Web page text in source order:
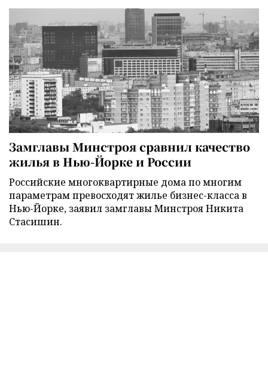
Замглавы Минстроя сравнил качество
жилья в Нью-Йорке и России
Российские многоквартирные дома по многим
параметрам превосходят жилье бизнес-класса в
Нью-Йорке, заявил замглавы Минстроя Никита
Стасишин.